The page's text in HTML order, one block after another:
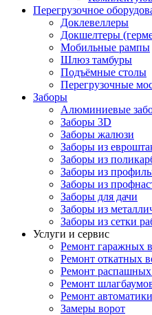
Перегрузочное
Доклевеллеры
Докшелтеры
Мобильные рампы
Шлюз тамбуры
Подъёмные столы
Перегрузочные
Заборы
Алюминиевые
Заборы 3D
Заборы жалюзи
Заборы из
Заборы из
Заборы из
Заборы из
Заборы для дачи
Заборы из
Заборы из сетки
Услуги и сервис
Ремонт гаражных
Ремонт откатных
Ремонт распашных
Ремонт
Ремонт автоматики
Замеры ворот